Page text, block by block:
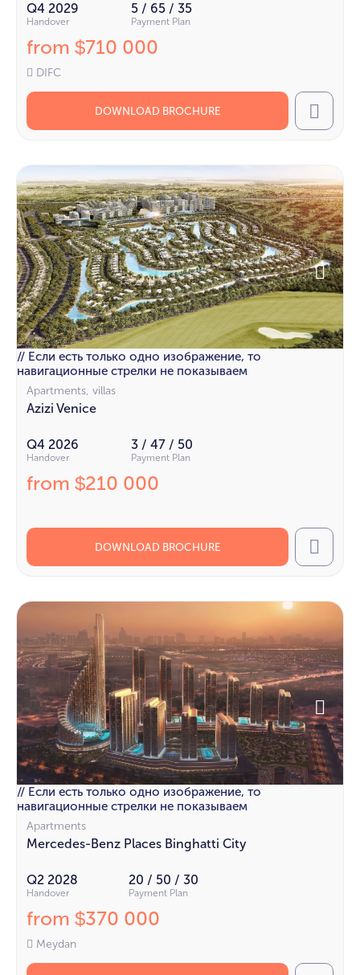
Q4 2029
Handover
5 / 65 / 35
Payment Plan
from $710 000
DIFC
DOWNLOAD BROCHURE Call
// Если есть только одно изображение, то
навигационные стрелки не показываем
Apartments, villas
Azizi Venice
Q4 2026
Handover
3 / 47 / 50
Payment Plan
from $210 000
DOWNLOAD BROCHURE Call
// Если есть только одно изображение, то
навигационные стрелки не показываем
Apartments
Mercedes-Benz Places Binghatti City
Q2 2028
Handover
20 / 50 / 30
Payment Plan
from $370 000
Meydan